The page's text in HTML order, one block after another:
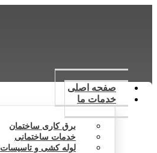
صفحه اصلی
خدمات ما
برق کاری ساختمان
خدمات ساختمانی
لوله کشی و تاسیسات